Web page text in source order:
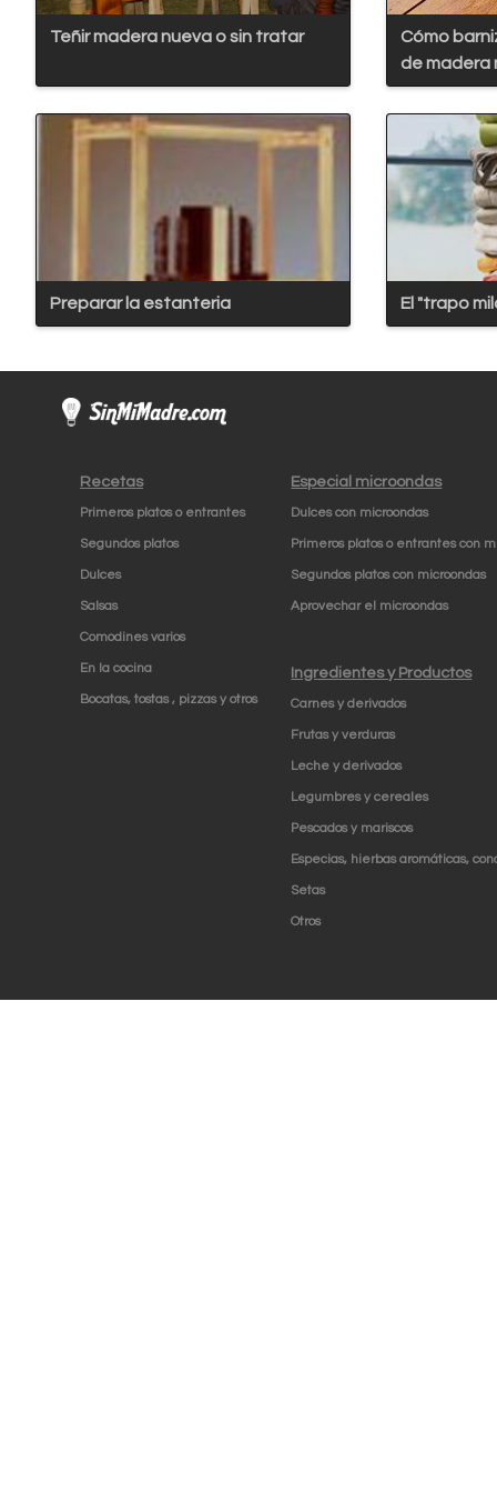
Teñir madera nueva o sin tratar
Cómo
de madera
Preparar la estanteria El "trapo
Recetas
Primeros platos o entrantes
Segundos platos
Dulces
Salsas
Comodines varios
En la cocina
Bocatas, tostas , pizzas y otros
Especial microondas
Dulces con microondas
Primeros platos o entrantes con
Segundos platos con microondas
Aprovechar el microondas
Ingredientes y Productos
Carnes y derivados
Frutas y verduras
Leche y derivados
Legumbres y cereales
Pescados y mariscos
Especias, hierbas aromáticas,
Setas
Otros